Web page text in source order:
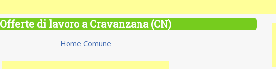
Offerte di lavoro a Cravanzana (CN)
Home Comune